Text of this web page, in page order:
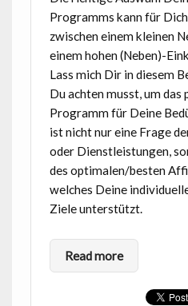
Programms kann für
zwischen einem kleinen
einem hohen (Neben)-
Lass mich Dir in diesem
Du achten musst, um
Programm für Deine
ist nicht nur eine Frage
oder Dienstleistungen,
des optimalen/besten
welches Deine
Ziele unterstützt.
Read more